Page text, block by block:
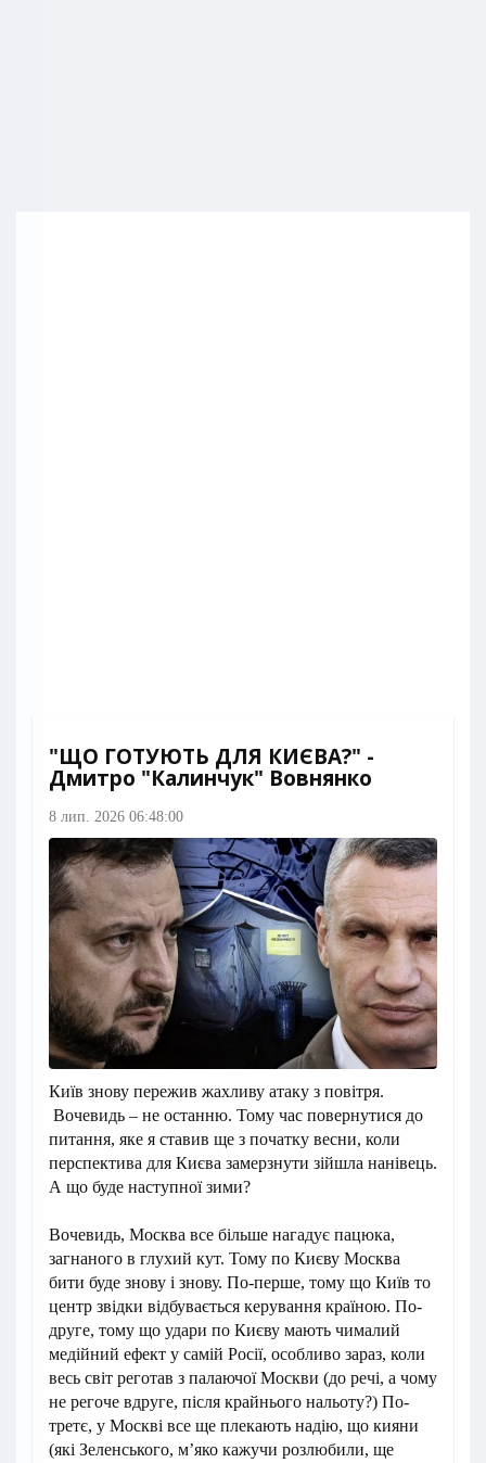
"ЩО ГОТУЮТЬ ДЛЯ КИЄВА?" -
Дмитро "Калинчук" Вовнянко
8 лип. 2026 06:48:00
Київ знову пережив жахливу атаку з повітря.
Вочевидь – не останню. Тому час повернутися до
питання, яке я ставив ще з початку весни, коли
перспектива для Києва замерзнути зійшла нанівець.
А що буде наступної зими?
Вочевидь, Москва все більше нагадує пацюка,
загнаного в глухий кут. Тому по Києву Москва
бити буде знову і знову. По-перше, тому що Київ то
центр звідки відбувається керування країною. По-
друге, тому що удари по Києву мають чималий
медійний ефект у самій Росії, особливо зараз, коли
весь світ реготав з палаючої Москви (до речі, а чому
не регоче вдруге, після крайнього нальоту?) По-
третє, у Москві все ще плекають надію, що кияни
(які Зеленського, м’яко кажучи розлюбили, ще